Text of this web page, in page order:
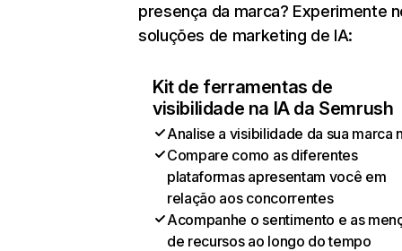
presença da marca? Experimente
soluções de marketing de IA:
Kit de ferramentas de
visibilidade na IA da Semrush
Analise a visibilidade da sua marca
Compare como as diferentes
plataformas apresentam você em
relação aos concorrentes
Acompanhe o sentimento e as
de recursos ao longo do tempo